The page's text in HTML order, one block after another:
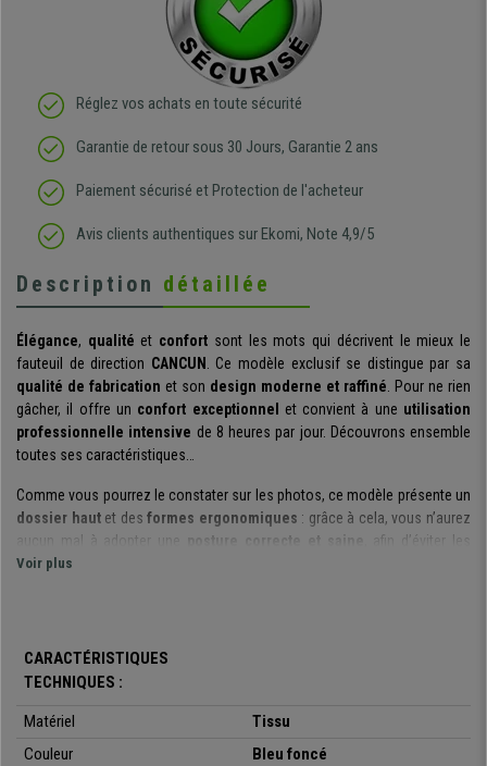
Réglez vos achats en toute sécurité
Garantie de retour sous 30 Jours, Garantie 2 ans
Paiement sécurisé et Protection de l'acheteur
Avis clients authentiques sur Ekomi, Note 4,9/5
Description détaillée
Élégance, qualité et confort sont les mots qui décrivent le mieux le
fauteuil de direction CANCUN . Ce modèle exclusif se distingue par sa
qualité de fabrication et son design moderne et raffiné. Pour ne rien
gâcher, il offre un confort exceptionnel et convient à une utilisation
professionnelle intensive de 8 heures par jour. Découvrons ensemble
toutes ses caractéristiques…
Comme vous pourrez le constater sur les photos, ce modèle présente un
dossier hautet des formes ergonomiques : grâce à cela, vous n’aurez
aucun mal à adopter une
posture correcte et saine
, afin d’éviter les
douleurs et contractures. De plus, le dossier comme l’assise sont
Ce modèle comprend un
qui vous permettra d’incliner votre fauteuil en arrière et de bloquer sa
position. Vous pourrez également décider de laisser le basculement libre,
selon vos envies. Ce système esttrès utile
Voir plus
CARACTÉRISTIQUES
TECHNIQUES :
Matériel
Tissu
Couleur
Bleu foncé